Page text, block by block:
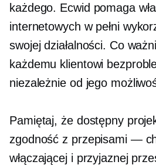
każdego. Ecwid pomaga
internetowych w pełni
swojej działalności. Co
każdemu klientowi
niezależnie od jego
Pamiętaj, że dostępny
zgodność z przepisami —
włączającej i przyjaznej